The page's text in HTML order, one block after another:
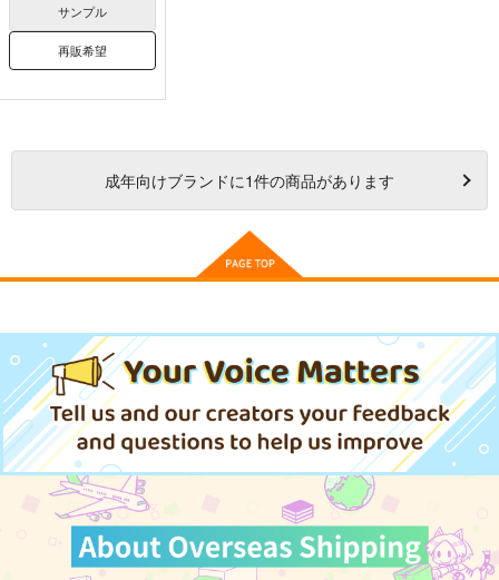
サンプル
再販希望
成年向けブランドに1件の商品があります